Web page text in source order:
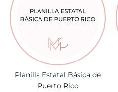
Planilla Estatal Básica de
Puerto Rico